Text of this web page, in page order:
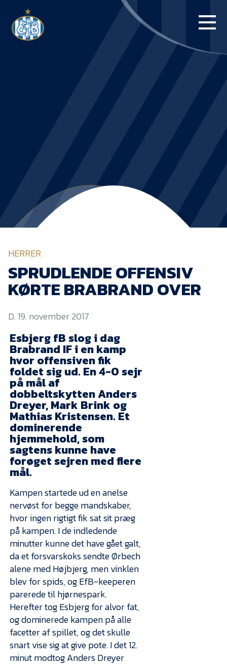
BLUE WATER
ARENA
NYHEDER
EfB Akademi
Sydvestjysk Fodbold
Samarbejde
Partnere
Aktionærinformation
Kontakt
Job i EfB
Presse
HERRER
SPRUDLENDE OFFENSIV
KØRTE BRABRAND OVER
D. 19. november 2017
Esbjerg fB slog i dag
Brabrand IF i en kamp
hvor offensiven fik
foldet sig ud. En 4-0 sejr
på mål af
dobbeltskytten Anders
Dreyer, Mark Brink og
Mathias Kristensen. Et
dominerende
hjemmehold, som
sagtens kunne have
forøget sejren med flere
mål.
Kampen startede ud en anelse
nervøst for begge mandskaber,
hvor ingen rigtigt fik sat sit præg
på kampen. I de indledende
minutter kunne det have gået galt,
da et forsvarskoks sendte Ørbech
alene med Højbjerg, men vinklen
blev for spids, og EfB-keeperen
parerede til hjørnespark.
Herefter tog Esbjerg for alvor fat,
og dominerede kampen på alle
facetter af spillet, og det skulle
snart vise sig at give pote. I det 12.
minut modtog Anders Dreyer